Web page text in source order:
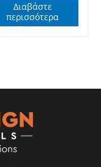
Διαβάστε
περισσότερα